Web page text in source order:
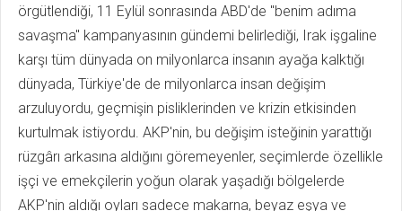
örgütlendiği, 11 Eylül sonrasında ABD'de "benim adıma
savaşma" kampanyasının gündemi belirlediği, Irak işgaline
karşı tüm dünyada on milyonlarca insanın ayağa kalktığı
dünyada, Türkiye'de de milyonlarca insan değişim
arzuluyordu, geçmişin pisliklerinden ve krizin etkisinden
kurtulmak istiyordu. AKP'nin, bu değişim isteğinin yarattığı
rüzgârı arkasına aldığını göremeyenler, seçimlerde özellikle
işçi ve emekçilerin yoğun olarak yaşadığı bölgelerde
AKP'nin aldığı oyları sadece makarna, beyaz eşya ve